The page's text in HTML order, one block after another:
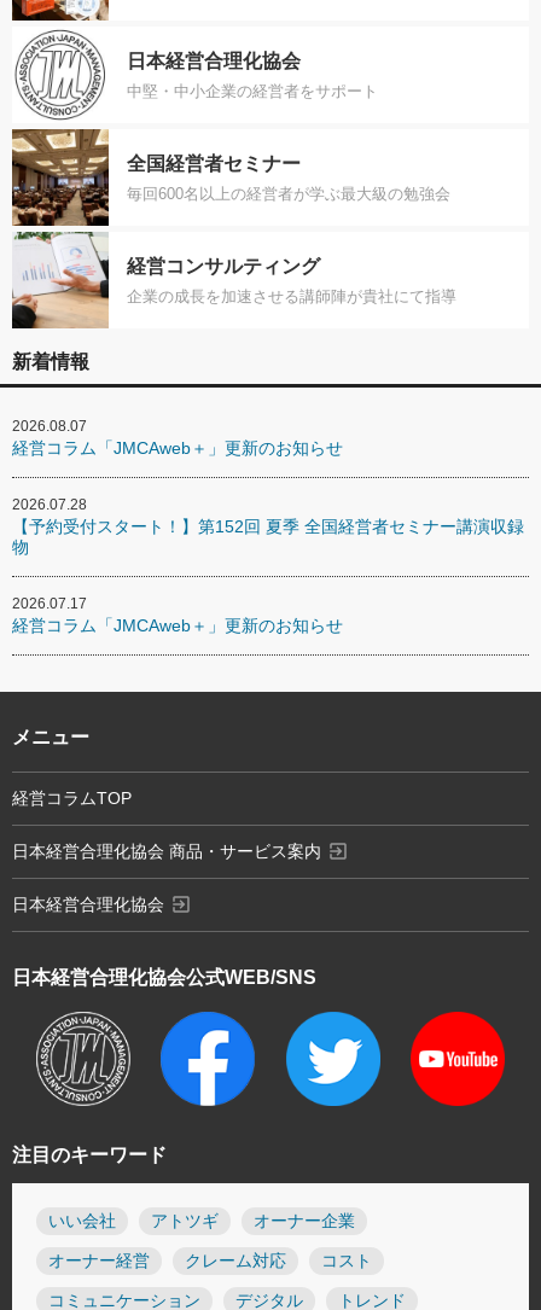
日本経営合理化協会
中堅・中小企業の経営者をサポート
全国経営者セミナー
毎回600名以上の経営者が学ぶ最大級の勉強会
経営コンサルティング
企業の成長を加速させる講師陣が貴社にて指導
新着情報
2026.08.07
経営コラム「JMCAweb＋」更新のお知らせ
2026.07.28
【予約受付スタート！】第152回 夏季 全国経営者セミナー講演収録
物
2026.07.17
経営コラム「JMCAweb＋」更新のお知らせ
注目のキーワード
いい会社 アトツギ オーナー企業
オーナー経営 クレーム対応 コスト
コミュニケーション デジタル トレンド
日本経営合理化協会公式WEB/SNS
メニュー
経営コラムTOP
日本経営合理化協会 商品・サービス案内 exit_to_app
日本経営合理化協会 exit_to_app